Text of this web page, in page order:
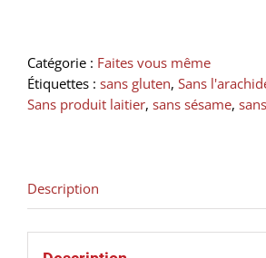
et
ail
(250
Catégorie : Faites vous même
Étiquettes : sans gluten, Sans
Sans produit laitier, sans sésame,
Description